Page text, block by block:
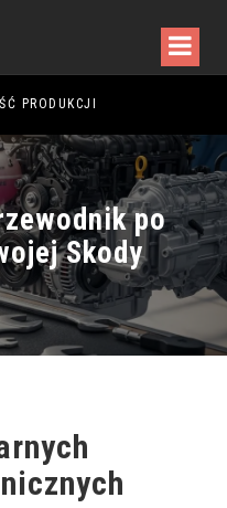
PRODUKCJI
po
Skody